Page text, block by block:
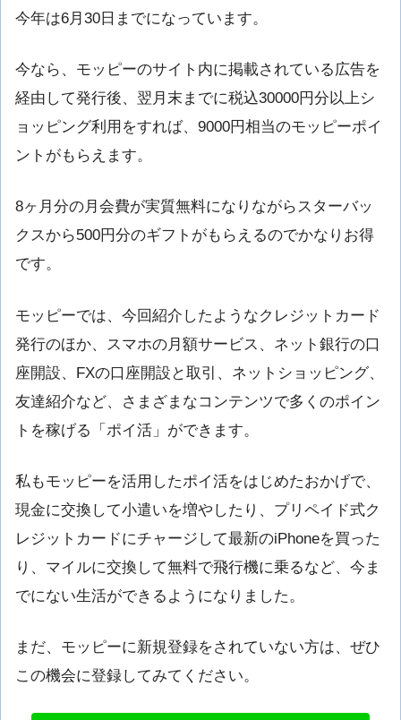
今年は6月30日までになっています。
今なら、モッピーのサイト内に掲載されている広告を
経由して発行後、翌月末までに税込30000円分以上シ
ョッピング利用をすれば、9000円相当のモッピーポイ
ントがもらえます。
8ヶ月分の月会費が実質無料になりながらスターバッ
クスから500円分のギフトがもらえるのでかなりお得
です。
モッピーでは、今回紹介したようなクレジットカード
発行のほか、スマホの月額サービス、ネット銀行の口
座開設、FXの口座開設と取引、ネットショッピング、
友達紹介など、さまざまなコンテンツで多くのポイン
トを稼げる「ポイ活」ができます。
私もモッピーを活用したポイ活をはじめたおかげで、
現金に交換して小遣いを増やしたり、プリペイド式ク
レジットカードにチャージして最新のiPhoneを買った
り、マイルに交換して無料で飛行機に乗るなど、今ま
でにない生活ができるようになりました。
まだ、モッピーに新規登録をされていない方は、ぜひ
この機会に登録してみてください。